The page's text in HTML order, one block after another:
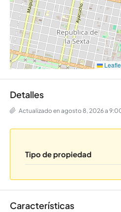
Detalles
Actualizado en agosto 8, 2026 a
Tipo de propiedad
Características